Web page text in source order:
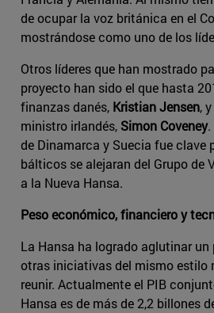
de ocupar la voz británica en el
mostrándose como uno de los
Otros líderes que han mostrado
proyecto han sido el que hasta
finanzas danés, Kristian Jensen,
ministro irlandés, Simon Coveney.
de Dinamarca y Suecia fue clave
bálticos se alejaran del Grupo de
a la Nueva Hansa.
Peso económico, financiero y
La Hansa ha logrado aglutinar
otras iniciativas del mismo estilo
reunir. Actualmente el PIB
Hansa es de más de 2,2 billones